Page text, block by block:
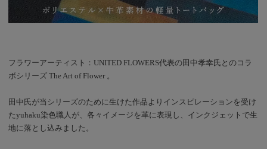
フラワーアーティスト：UNITED FLOWERS代表の田中孝幸氏とのコラ
ボシリーズ The Art of Flower 。
田中氏が当シリーズのために生けた作品よりインスピレーションを受け
たyuhaku染色職人が、各々イメージを革に表現し、インクジェットで生
地に落とし込みました。